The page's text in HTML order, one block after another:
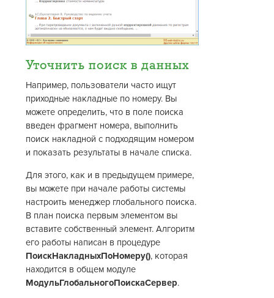
Уточнить поиск в данных
Например, пользователи часто ищут
приходные накладные по номеру. Вы
можете определить, что в поле поиска
введен фрагмент номера, выполнить
поиск накладной с подходящим номером
и показать результаты в начале списка.
Для этого, как и в предыдущем примере,
вы можете при начале работы системы
настроить менеджер глобального поиска.
В план поиска первым элементом вы
вставите собственный элемент. Алгоритм
его работы написан в процедуре
ПоискНакладныхПоНомеру(), которая
находится в общем модуле
МодульГлобальногоПоискаСервер.